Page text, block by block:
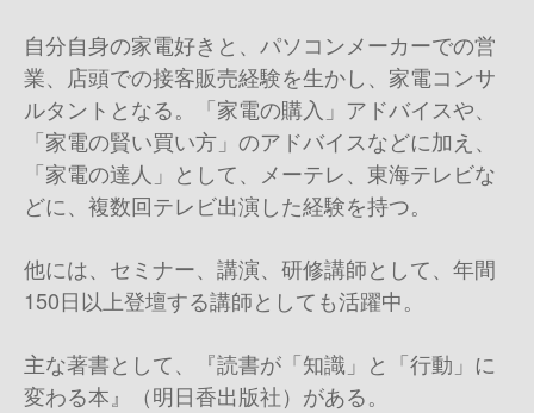
自分自身の家電好きと、パソコンメーカーでの営
業、店頭での接客販売経験を生かし、家電コンサ
ルタントとなる。「家電の購入」アドバイスや、
「家電の賢い買い方」のアドバイスなどに加え、
「家電の達人」として、メーテレ、東海テレビな
どに、複数回テレビ出演した経験を持つ。
他には、セミナー、講演、研修講師として、年間
150日以上登壇する講師としても活躍中。
主な著書として、『読書が「知識」と「行動」に
変わる本』（明日香出版社）がある。